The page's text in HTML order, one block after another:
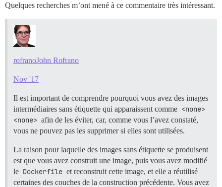
Quelques recherches m’ont mené à ce commentaire très intéressant.
rofranoJohn Rofrano
Nov '17
Il est important de comprendre pourquoi vous avez des images
intermédiaires sans étiquette qui apparaissent comme <none>
<none> afin de les éviter, car, comme vous l’avez constaté,
vous ne pouvez pas les supprimer si elles sont utilisées.
La raison pour laquelle des images sans étiquette se produisent
est que vous avez construit une image, puis vous avez modifié
le Dockerfile et reconstruit cette image, et elle a réutilisé
certaines des couches de la construction précédente. Vous avez